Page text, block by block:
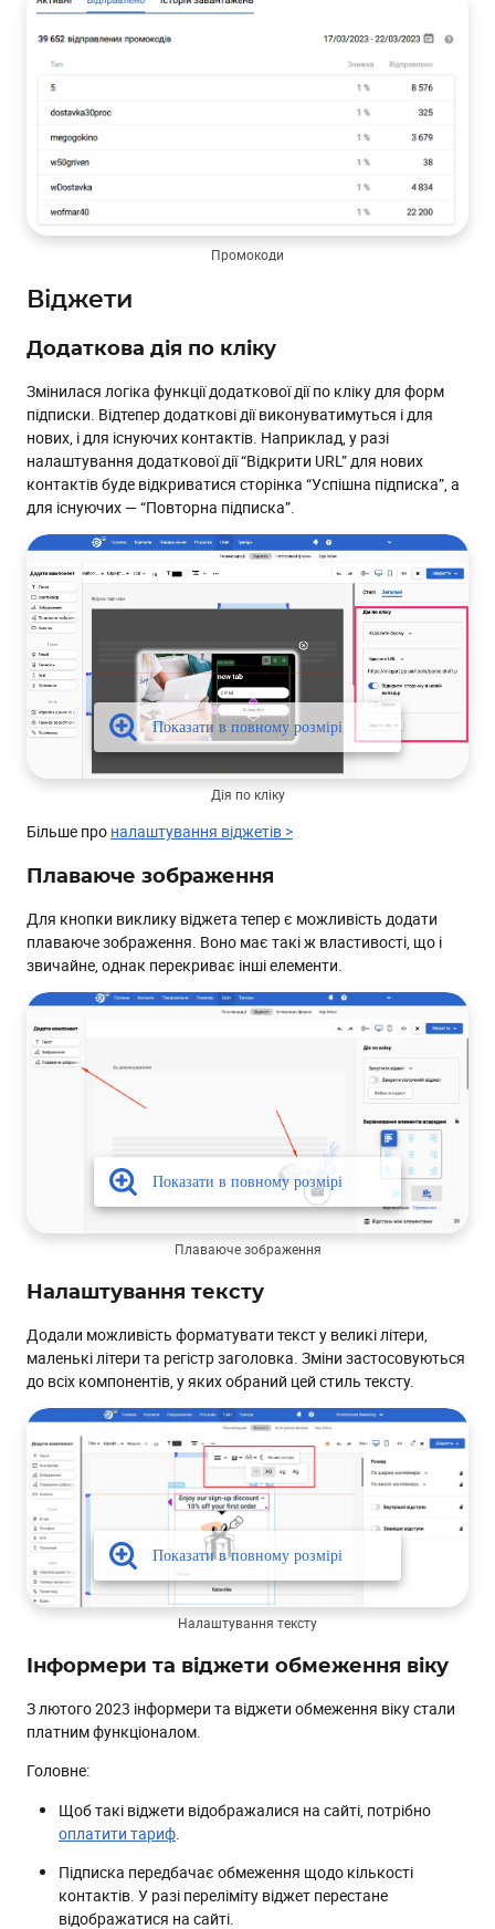
Промокоди
Віджети
Додаткова дія по кліку
Змінилася логіка функції додаткової дії по кліку для форм
підписки. Відтепер додаткові дії виконуватимуться і для
нових, і для існуючих контактів. Наприклад, у разі
налаштування додаткової дії “Відкрити URL” для нових
контактів буде відкриватися сторінка “Успішна підписка”, а
для існуючих — “Повторна підписка”.
Дія по кліку
Більше про налаштування віджетів >
Плаваюче зображення
Для кнопки виклику віджета тепер є можливість додати
плаваюче зображення. Воно має такі ж властивості, що і
звичайне, однак перекриває інші елементи.
Плаваюче зображення
Налаштування тексту
Додали можливість форматувати текст у великі літери,
маленькі літери та регістр заголовка. Зміни застосовуються
до всіх компонентів, у яких обраний цей стиль тексту.
Налаштування тексту
Інформери та віджети обмеження віку
З лютого 2023 інформери та віджети обмеження віку стали
платним функціоналом.
Головне:
Щоб такі віджети відображалися на сайті, потрібно
оплатити тариф.
Підписка передбачає обмеження щодо кількості
контактів. У разі переліміту віджет перестане
відображатися на сайті.